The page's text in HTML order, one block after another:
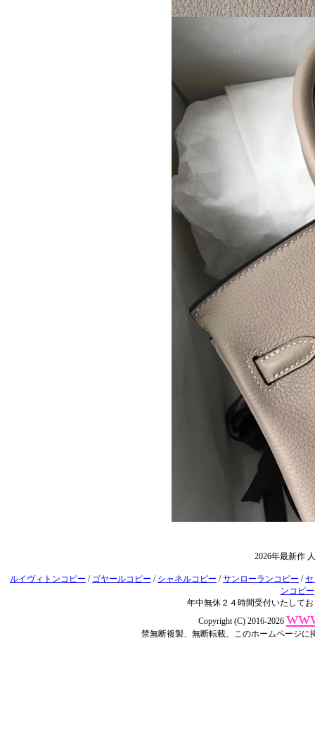
2026年最新作
ルイヴィトンコピー / ゴヤールコピー / シャネルコピー /サンローランコピー /
ンコピー
年中無休２４時間受付いたして
Copyright (C) 2016-2026
禁無断複製、無断転載、このホームページ